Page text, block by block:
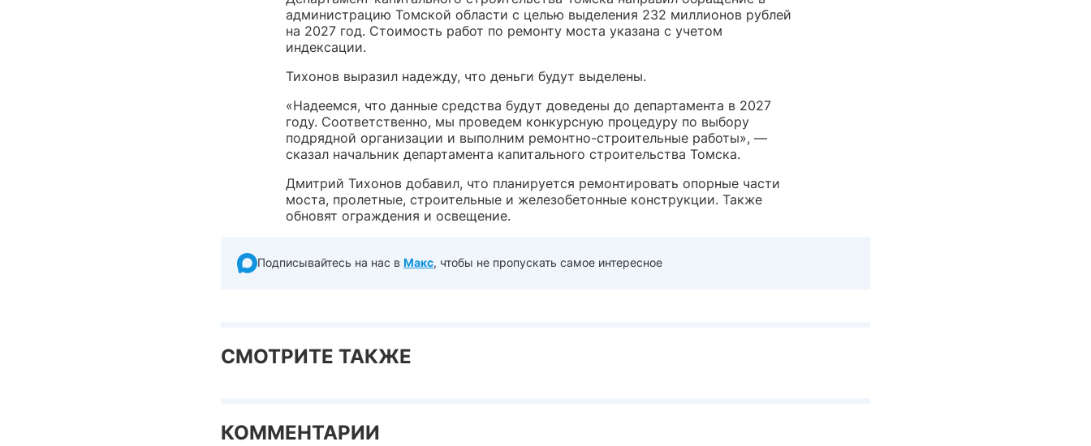
администрацию Томской области с целью выделения 232 миллионов рублей
на 2027 год. Стоимость работ по ремонту моста указана с учетом
индексации.
Тихонов выразил надежду, что деньги будут выделены.
«Надеемся, что данные средства будут доведены до департамента в 2027
году. Соответственно, мы проведем конкурсную процедуру по выбору
подрядной организации и выполним ремонтно-строительные работы», —
сказал начальник департамента капитального строительства Томска.
Дмитрий Тихонов добавил, что планируется ремонтировать опорные части
моста, пролетные, строительные и железобетонные конструкции. Также
обновят ограждения и освещение.
Подписывайтесь на нас в Макс, чтобы не пропускать самое интересное
СМОТРИТЕ ТАКЖЕ
КОММЕНТАРИИ